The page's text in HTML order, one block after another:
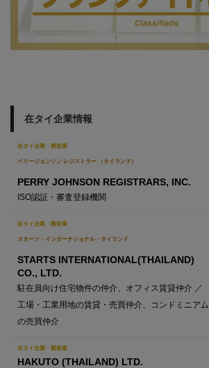
在タイ企業情報
在タイ企業・製造業
ペリージョンソン レジストラー （タイランド）
PERRY JOHNSON REGISTRARS, INC.
ISO認証・審査登録機関
在タイ企業・製造業
スターツ・インターナショナル・タイランド
STARTS INTERNATIONAL(THAILAND)
CO., LTD.
駐在員向け住宅物件の仲介、オフィス賃貸仲介 ／
工場・工業用地の賃貸・売買仲介、コンドミニアム
の売買仲介
在タイ企業・製造業
HAKUTO (THAILAND) LTD.